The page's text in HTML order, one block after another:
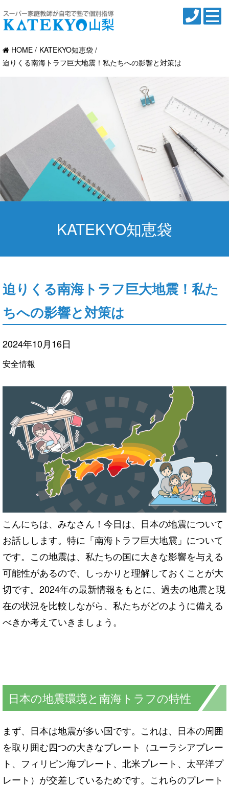
HOME
KATEKYO知恵袋
迫りくる南海トラフ巨大地震！私たちへの影響と対策は
KATEKYO知恵袋
迫りくる南海トラフ巨大地震！私た
ちへの影響と対策は
2024年10月16日
安全情報
こんにちは、みなさん！今日は、日本の地震について
お話しします。特に「南海トラフ巨大地震」について
です。この地震は、私たちの国に大きな影響を与える
可能性があるので、しっかりと理解しておくことが大
切です。2024年の最新情報をもとに、過去の地震と現
在の状況を比較しながら、私たちがどのように備える
べきか考えていきましょう。
日本の地震環境と南海トラフの特性
まず、日本は地震が多い国です。これは、日本の周囲
を取り囲む四つの大きなプレート（ユーラシアプレー
ト、フィリピン海プレート、北米プレート、太平洋プ
レート）が交差しているためです。これらのプレート